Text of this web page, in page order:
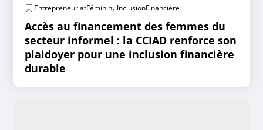
EntrepreneuriatFéminin, InclusionFinancière
Accès au financement des femmes du
secteur informel : la CCIAD renforce son
plaidoyer pour une inclusion financière
durable